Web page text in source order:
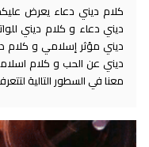
كلام ديني دعاء يعرض
ديني دعاء و كلام ديني
ديني مؤثر إسلامي و كلام
ديني عن الحب و كلام
معنا في السطور التالية